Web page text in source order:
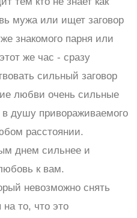
мужа или ищет заговор
знакомого парня или
же час - сразу
сильный заговор
любви очень сильные
душу привораживаемого
расстоянии.
днем сильнее и
к вам.
невозможно снять
то, что это